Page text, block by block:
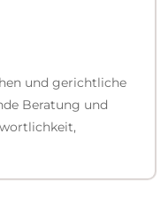
und gerichtliche
Beratung und